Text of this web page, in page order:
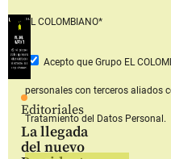
Editoriales
La llegada
del nuevo
EL COLOMBIANO*
Acepto que Grupo EL
personales con terceros aliados
Tratamiento del Datos Personal.